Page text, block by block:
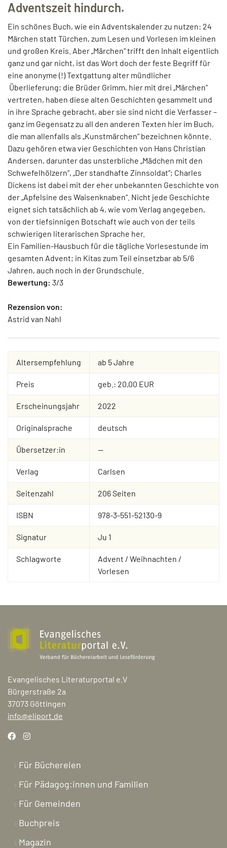
Adventszeit hindurch.
Ein schönes Buch, wie ein Adventskalender zu nutzen: 24
Märchen statt Türchen, zum Lesen und Vorlesen im kleinen
und großen Kreis. Aber „Märchen“ trifft den Inhalt eigentlich
ganz und gar nicht, ist das Wort doch der feste Begriff für
eine anonyme (!) Textgattung alter mündlicher
Überlieferung; die Brüder Grimm, hier mit drei „Märchen"
vertreten, haben diese alten Geschichten gesammelt und
in ihre Sprache gebracht, aber sie sind nicht die Verfasser –
ganz im Gegensatz zu all den anderen Texten hier im Buch,
die man allenfalls als „Kunstmärchen“ bezeichnen könnte.
Dazu gehören etwa vier Geschichten von Hans Christian
Andersen, darunter das unsterbliche „Mädchen mit den
Schwefelhölzern“, „Der standhafte Zinnsoldat“; Charles
Dickens ist dabei mit der eher unbekannten Geschichte von
der „Apfelsine des Waisenknaben“. Nicht jede Geschichte
eignet sich tatsächlich ab 4, wie vom Verlag angegeben,
von der tiefsinnigen Botschaft wie auch von der teils
schwierigen literarischen Sprache her.
Ein Familien-Hausbuch für die tägliche Vorlesestunde im
gesamten Advent; in Kitas zum Teil einsetzbar ab 5/6
Jahren, auch noch in der Grundschule.
Bewertung: 3/3
Rezension von:
Astrid van Nahl
Altersempfehlung ab 5 Jahre
Preis geb.: 20,00 EUR
Erscheinungsjahr 2022
Originalsprache deutsch
Übersetzer:in --
Verlag Carlsen
Seitenzahl 206 Seiten
ISBN 978-3-551-52130-9
Signatur Ju 1
Schlagworte
Advent / Weihnachten /
Vorlesen
Evangelisches Literaturportal e.V
Bürgerstraße 2a
37073 Göttingen
info@eliport.de
Für Büchereien
Für Pädagog:innen und Familien
Für Gemeinden
Buchpreis
Magazin